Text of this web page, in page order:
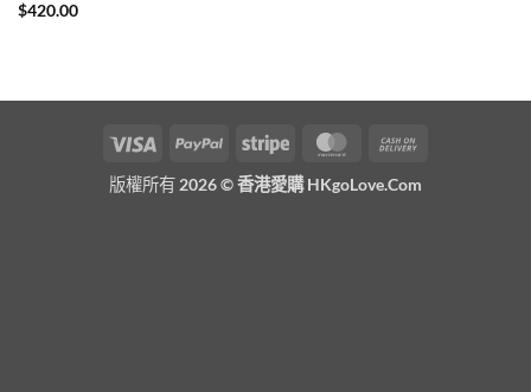
$420.00
Visa PayPal Stripe MasterCard
版權所有 2026 ©香港愛購 HKgoLove.Com